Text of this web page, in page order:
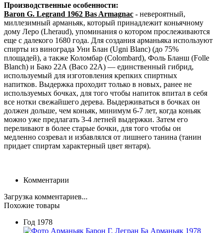
Производственные особенности:
Baron G. Legrand 1962 Bas Armagnac - невероятный,
миллезимный арманьяк, который принадлежит коньячному
дому Леро (Lheraud), упоминания о котором прослеживаются
еще с далекого 1680 года. Для создания арманьяка используют
спирты из винограда Уни Блан (Ugni Blanc) (до 75%
площадей), а также Коломбар (Colombard), Фоль Бланш (Folle
Blanch) и Бако 22А (Васо 22А) — единственный гибрид,
используемый для изготовления крепких спиртных
напитков. Выдержка проходит только в новых, ранее не
используемых бочках, для того чтобы напиток впитал в себя
все нотки свежайшего дерева. Выдерживаться в бочках он
должен дольше, чем коньяк, минимум 6-7 лет, когда коньяк
можно уже предлагать 3-4 летней выдержки. Затем его
переливают в более старые бочки, для того чтобы он
медленно созревал и избавлялся от лишнего танина (танин
придает спиртам характерный цвет янтаря).
Комментарии
Загрузка комментариев...
Похожие товары
Год 1978